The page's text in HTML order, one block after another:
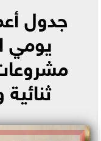
جدول
يومي